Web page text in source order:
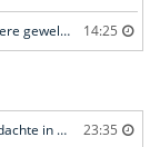
Woning vier weken gesloten na explosie en meerdere geweldsincidenten 14:25
Agent raakt gewond tijdens aanhouden van verdachte in Amsterdam 23:35